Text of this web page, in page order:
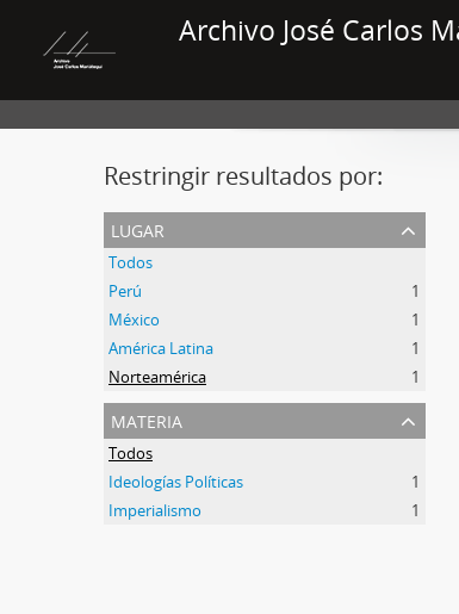
Archivo José Carlos
Restringir resultados por:
lugar
Todos
Perú
1
México
1
América Latina
1
Norteamérica
1
materia
Todos
Ideologías Políticas
1
Imperialismo
1